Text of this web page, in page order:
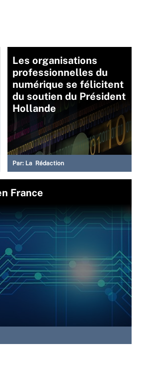
Les organisations
professionnelles du
numérique se félicitent
du soutien du Président
Hollande
Par: La Rédaction
France